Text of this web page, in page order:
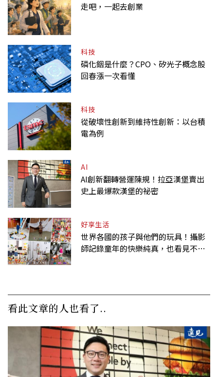
走吧，一起去創業
科技
磷化銦是什麼？CPO、矽光子概念股
回春漲一次看懂
科技
從破壞性創新到維持性創新：以台積
電為例
AI
AI創新翻轉營運陳規！拉亞漢堡賣出
史上最爆款漢堡的祕密
好享生活
世界各國的孩子與他們的玩具！攝影
師記錄童年的快樂純真，也看見不同
看此文章的人也看了..